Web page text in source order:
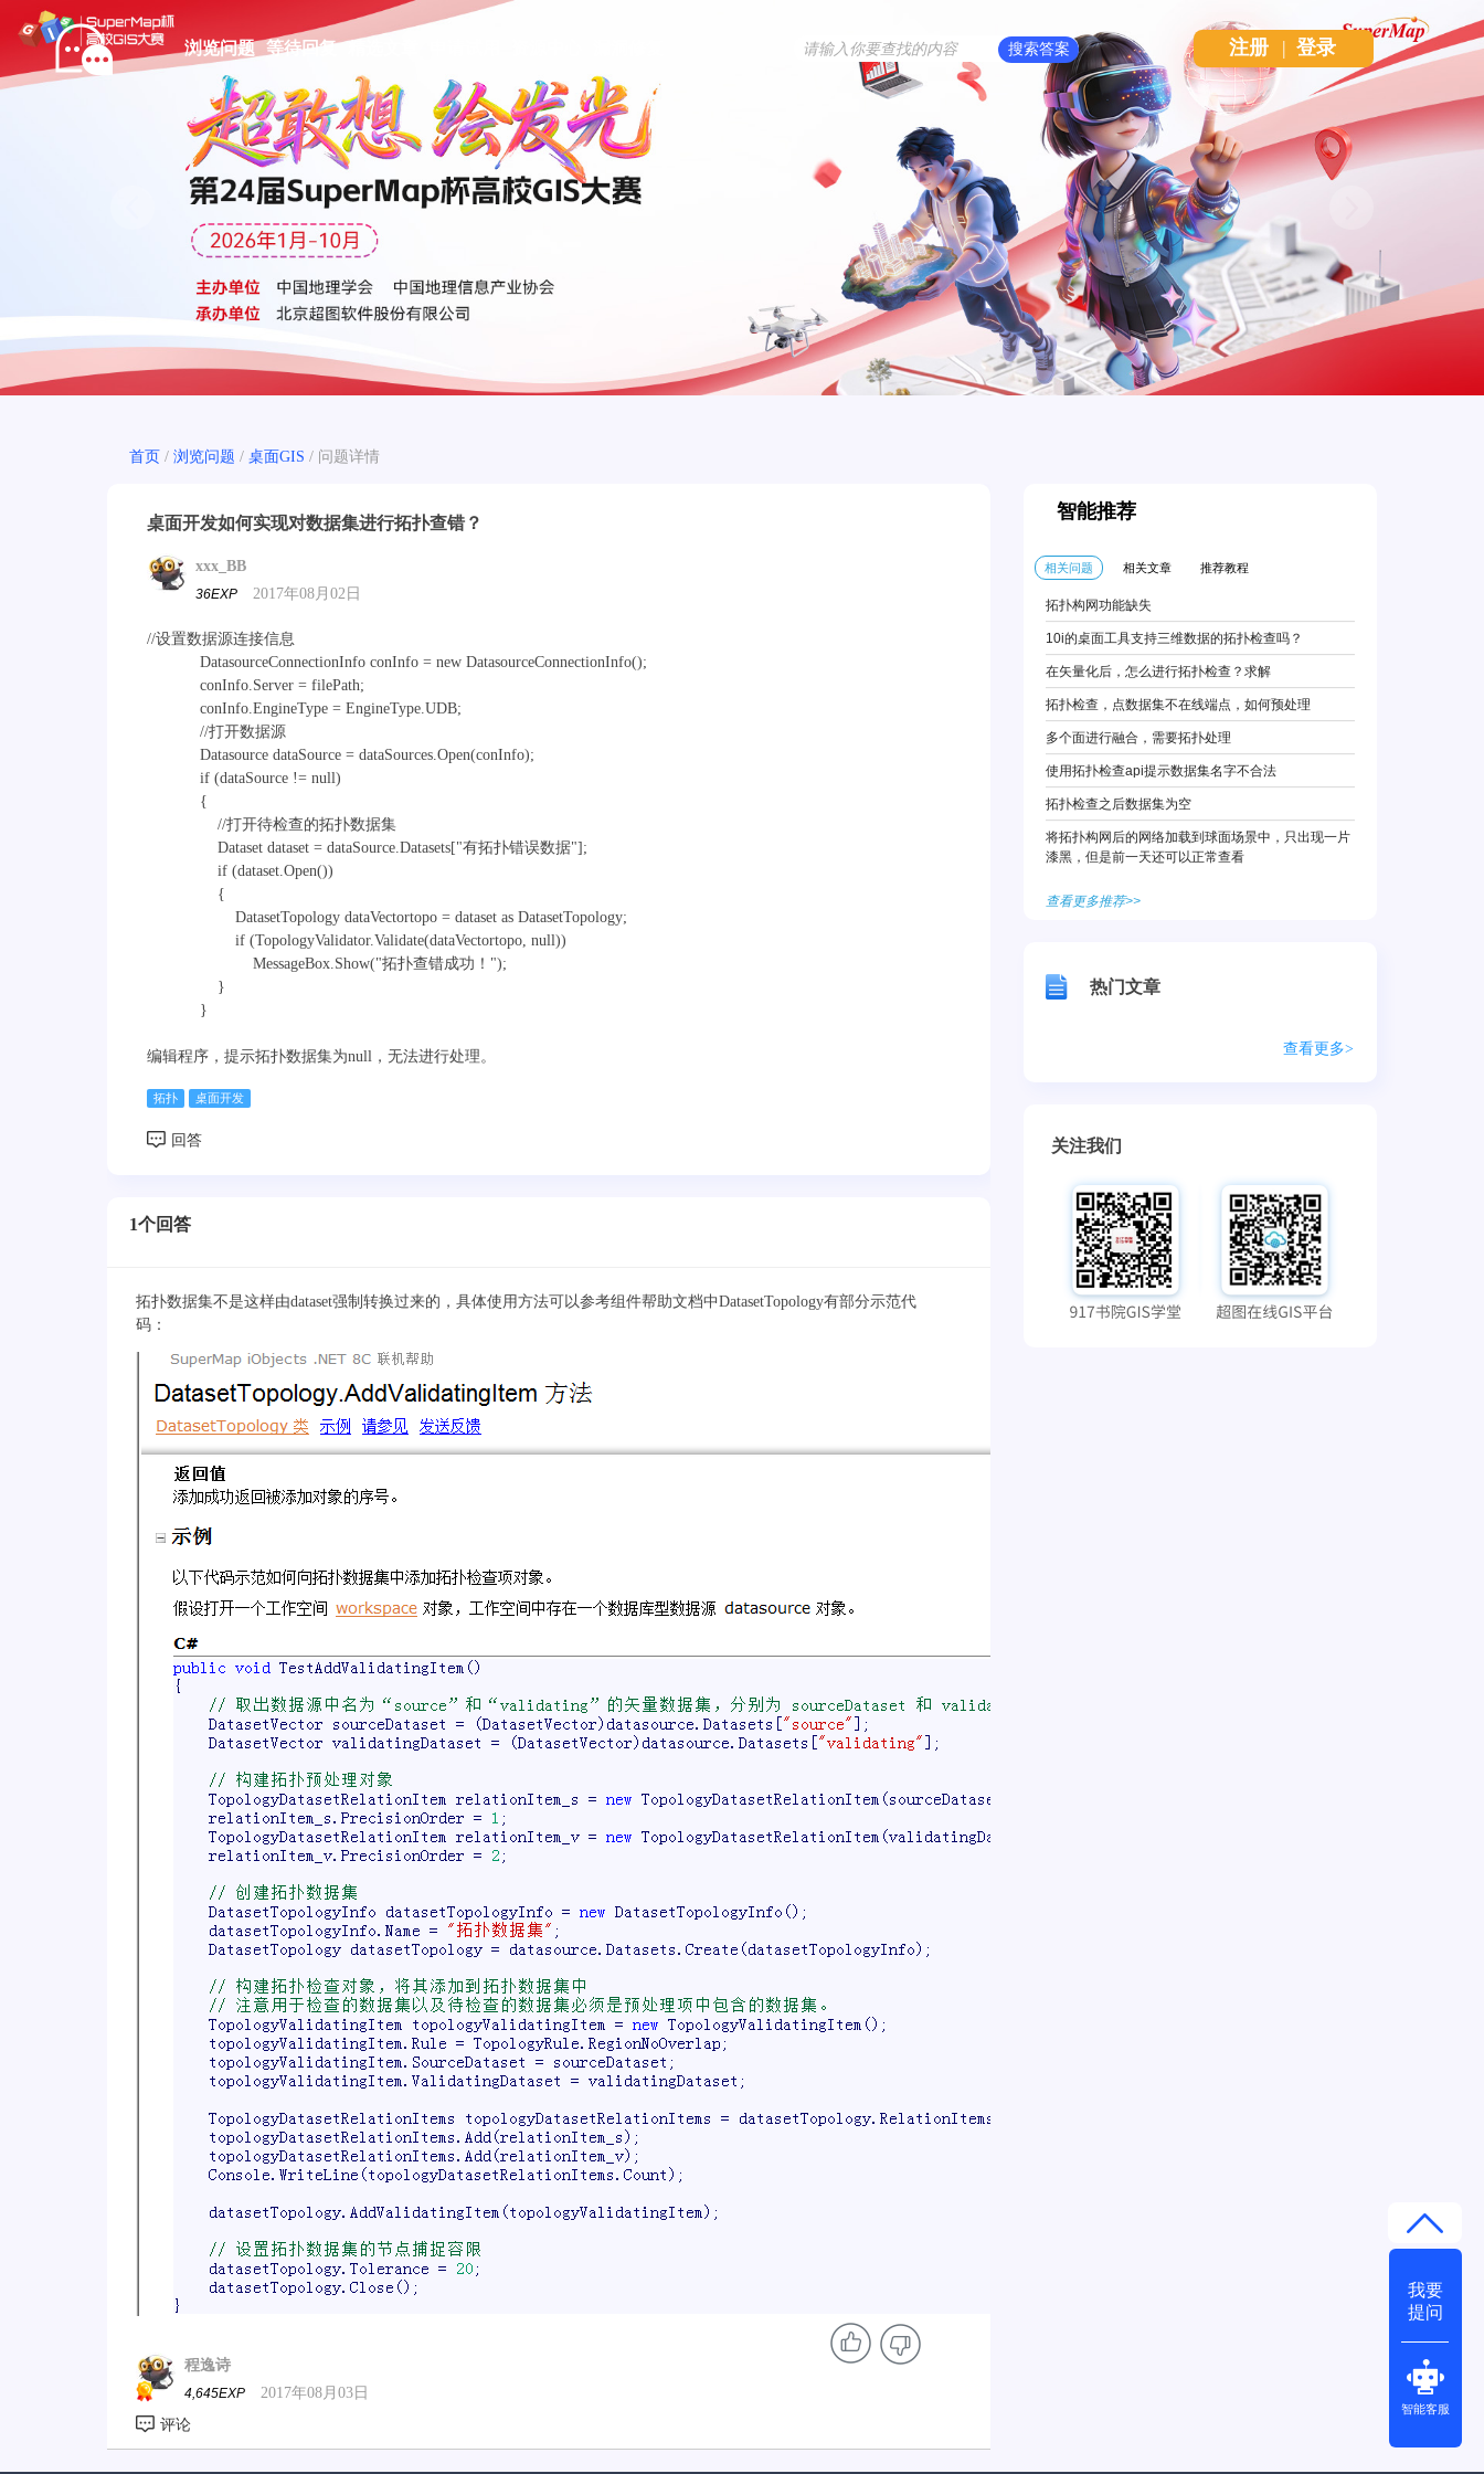
浏览问题 等待回复 注册 | 登录
我要
提问
智能客服
首页 / 浏览问题 / 桌面GIS / 问题详情
桌面开发如何实现对数据集进行拓扑查错？
xxx_BB
36EXP 2017年08月02日
//设置数据源连接信息
DatasourceConnectionInfo conInfo = new DatasourceConnectionInfo();
conInfo.Server = filePath;
conInfo.EngineType = EngineType.UDB;
//打开数据源
Datasource dataSource = dataSources.Open(conInfo);
if (dataSource != null)
{
//打开待检查的拓扑数据集
Dataset dataset = dataSource.Datasets["有拓扑错误数据"];
if (dataset.Open())
{
DatasetTopology dataVectortopo = dataset as DatasetTopology;
if (TopologyValidator.Validate(dataVectortopo, null))
MessageBox.Show("拓扑查错成功！");
}
}
编辑程序，提示拓扑数据集为null，无法进行处理。
拓扑 桌面开发
1个回答
拓扑数据集不是这样由dataset强制转换过来的，具体使用方法可以参考组件帮助文档中DatasetTopology有部分示范代
码：
程逸诗
4,645EXP 2017年08月03日
智能推荐
相关问题 相关文章 推荐教程
拓扑构网功能缺失
10i的桌面工具支持三维数据的拓扑检查吗？
在矢量化后，怎么进行拓扑检查？求解
拓扑检查，点数据集不在线端点，如何预处理
多个面进行融合，需要拓扑处理
使用拓扑检查api提示数据集名字不合法
拓扑检查之后数据集为空
将拓扑构网后的网络加载到球面场景中，只出现一片
漆黑，但是前一天还可以正常查看
查看更多推荐>>
热门文章
查看更多>
关注我们